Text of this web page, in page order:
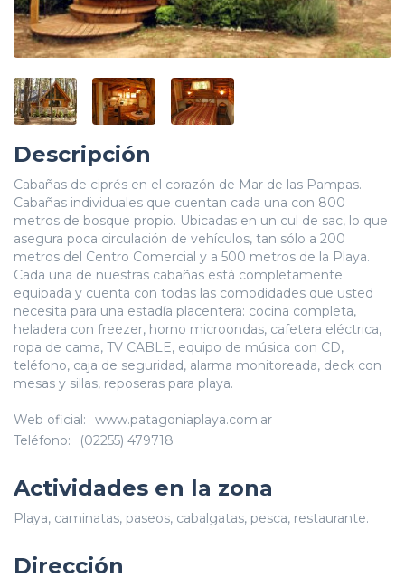
Descripción
Cabañas de ciprés en el corazón de Mar de las Pampas.
Cabañas individuales que cuentan cada una con 800
metros de bosque propio. Ubicadas en un cul de sac, lo que
asegura poca circulación de vehículos, tan sólo a 200
metros del Centro Comercial y a 500 metros de la Playa.
Cada una de nuestras cabañas está completamente
equipada y cuenta con todas las comodidades que usted
necesita para una estadía placentera: cocina completa,
heladera con freezer, horno microondas, cafetera eléctrica,
ropa de cama, TV CABLE, equipo de música con CD,
teléfono, caja de seguridad, alarma monitoreada, deck con
mesas y sillas, reposeras para playa.
Web oficial:
www.patagoniaplaya.com.ar
Teléfono:
(02255) 479718
Actividades en la zona
Playa, caminatas, paseos, cabalgatas, pesca, restaurante.
Dirección